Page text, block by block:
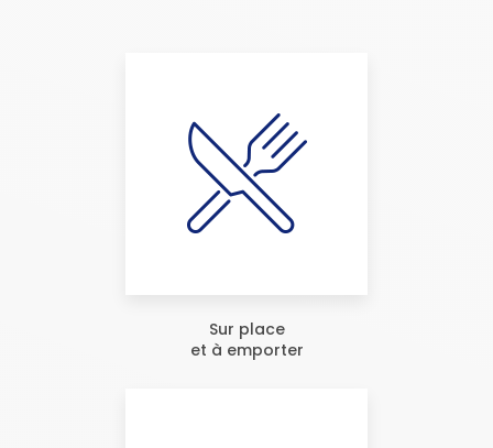
Sur place
et à emporter